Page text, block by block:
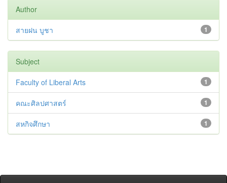
Author
1
สายฝน บูชา
Subject
1
Faculty of Liberal Arts
1
คณะศิลปศาสตร์
1
สหกิจศึกษา